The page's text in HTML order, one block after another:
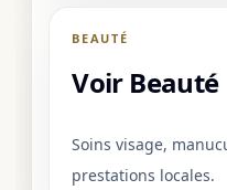
BEAUTÉ
Voir Beauté
Soins visage,
prestations locales.